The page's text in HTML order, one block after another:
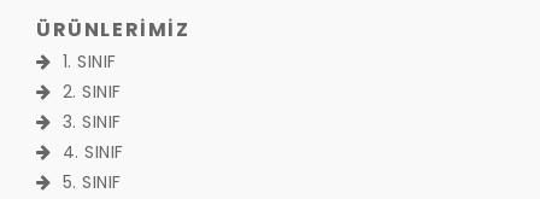
ÜRÜNLERİMİZ
1. SINIF
2. SINIF
3. SINIF
4. SINIF
5. SINIF